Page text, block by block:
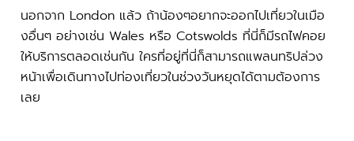
นอกจาก London แล้ว ถ้าน้องๆอยากจะออกไปเที่ยวในเมือ
งอื่นๆ อย่างเช่น Wales หรือ Cotswolds ที่นี่ก็มีรถไฟคอย
ให้บริการตลอดเช่นกัน ใครที่อยู่ที่นี่ก็สามารถแพลนทริปล่วง
หน้าเพื่อเดินทางไปท่องเที่ยวในช่วงวันหยุดได้ตามต้องการ
เลย